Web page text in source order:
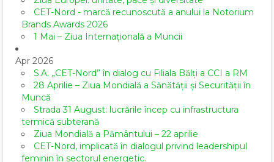
CET-Nord - marcă recunoscută a anului la Notorium
Brands Awards 2026
1 Mai – Ziua Internațională a Muncii
Apr 2026
S.A. „CET-Nord” în dialog cu Filiala Bălți a CCI a RM
28 Aprilie – Ziua Mondială a Sănătății și Securității în
Muncă
Strada 31 August: lucrările încep cu infrastructura
termică subterană
Ziua Mondială a Pământului – 22 aprilie
CET-Nord, implicată în dialogul privind leadershipul
feminin în sectorul energetic.